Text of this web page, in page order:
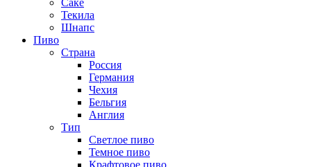
Текила
Шнапс
Пиво
Страна
Россия
Германия
Чехия
Бельгия
Англия
Тип
Светлое пиво
Темное пиво
Крафтовое пиво